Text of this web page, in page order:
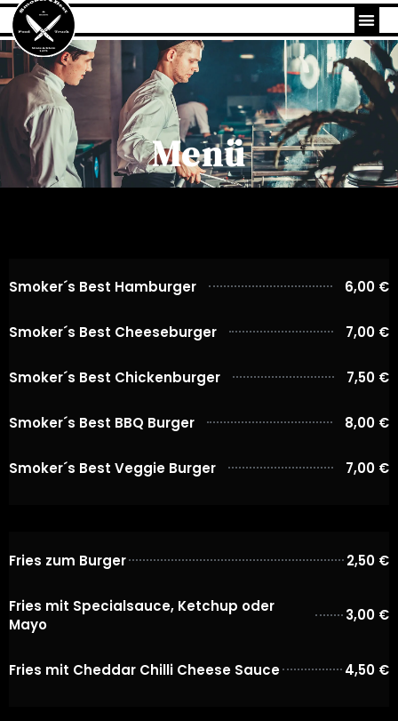
Menü
Smoker´s Best Hamburger 6,00 €
Smoker´s Best Cheeseburger 7,00 €
Smoker´s Best Chickenburger 7,50 €
Smoker´s Best BBQ Burger 8,00 €
Smoker´s Best Veggie Burger 7,00 €
Fries zum Burger 2,50 €
Fries mit Specialsauce, Ketchup oder
Mayo
3,00 €
Fries mit Cheddar Chilli Cheese Sauce 4,50 €